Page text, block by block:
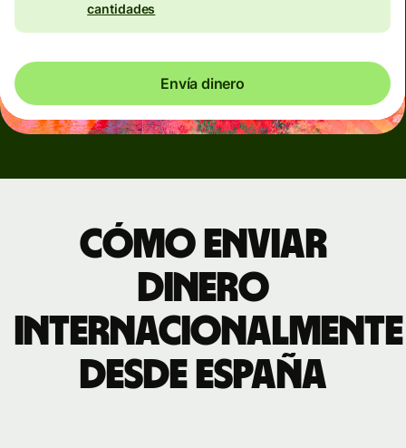
cantidades
Envía dinero
Cómo enviar
dinero
internacionalmente
desde España